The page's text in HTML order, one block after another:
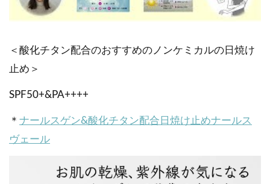
＜酸化チタン配合のおすすめのノンケミカルの日焼け
止め＞
SPF50+&PA++++
＊ ナールスゲン&酸化チタン配合日焼け止めナールス
ヴェール